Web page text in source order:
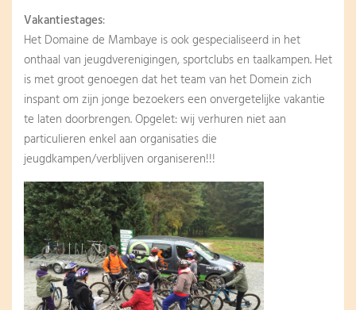
Vakantiestages:
Het Domaine de Mambaye is ook gespecialiseerd in het
onthaal van jeugdverenigingen, sportclubs en taalkampen. Het
is met groot genoegen dat het team van het Domein zich
inspant om zijn jonge bezoekers een onvergetelijke vakantie
te laten doorbrengen. Opgelet: wij verhuren niet aan
particulieren enkel aan organisaties die
jeugdkampen/verblijven organiseren!!!